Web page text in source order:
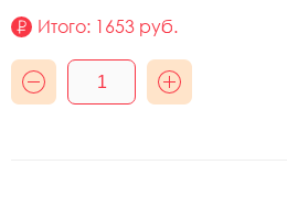
Итого: 1653 руб.